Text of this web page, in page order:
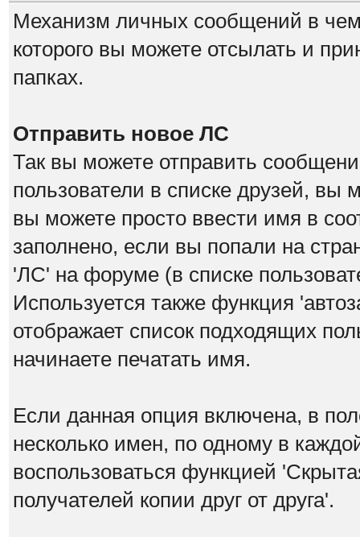
Механизм личных сообщений в
которого вы можете отсылать и
папках.
Отправить новое ЛС
Так вы можете отправить
пользователи в списке друзей, вы
вы можете просто ввести имя в
заполнено, если вы попали на
'ЛС' на форуме (в списке
Используется также функция
отображает список подходящих
начинаете печатать имя.
Если данная опция включена, в
несколько имен, по одному в
воспользоваться функцией
получателей копии друг от друга'.